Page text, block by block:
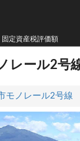
定資産税評価額
レール2号
モノレール2号線